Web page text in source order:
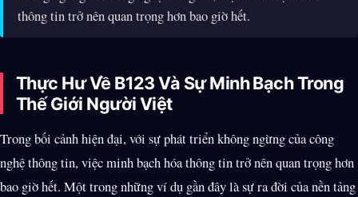
thông tin trở nên quan trọng hơn bao giờ hết.
Thực Hư Về B123 Và Sự Minh Bạch Trong
Thế Giới Người Việt
Trong bối cảnh hiện đại, với sự phát triển không ngừng của công
nghệ thông tin, việc minh bạch hóa thông tin trở nên quan trọng hơn
bao giờ hết. Một trong những ví dụ gần đây là sự ra đời của nền tảng